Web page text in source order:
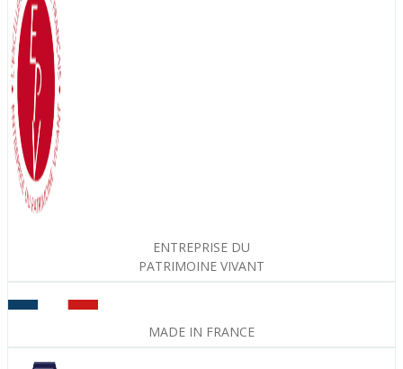
ENTREPRISE DU
PATRIMOINE VIVANT
MADE IN FRANCE